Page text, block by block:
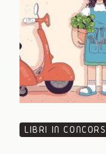
LIBRI IN